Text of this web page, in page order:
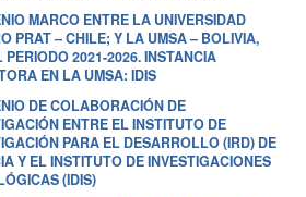
MARCO ENTRE LA UNIVERSIDAD
PRAT – CHILE; Y LA UMSA – BOLIVIA,
PERIODO 2021-2026. INSTANCIA
EN LA UMSA: IDIS
DE COLABORACIÓN DE
ENTRE EL INSTITUTO DE
PARA EL DESARROLLO (IRD) DE
Y EL INSTITUTO DE INVESTIGACIONES
(IDIS)